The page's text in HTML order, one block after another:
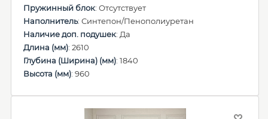
Пружинный блок: Отсутствует
Наполнитель: Синтепон/Пенополиуретан
Наличие доп. подушек: Да
Длина (мм): 2610
Глубина (Ширина) (мм): 1840
Высота (мм): 960